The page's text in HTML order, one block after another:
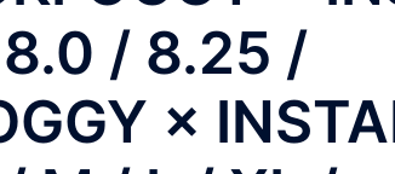
8.0 / 8.25 /
×